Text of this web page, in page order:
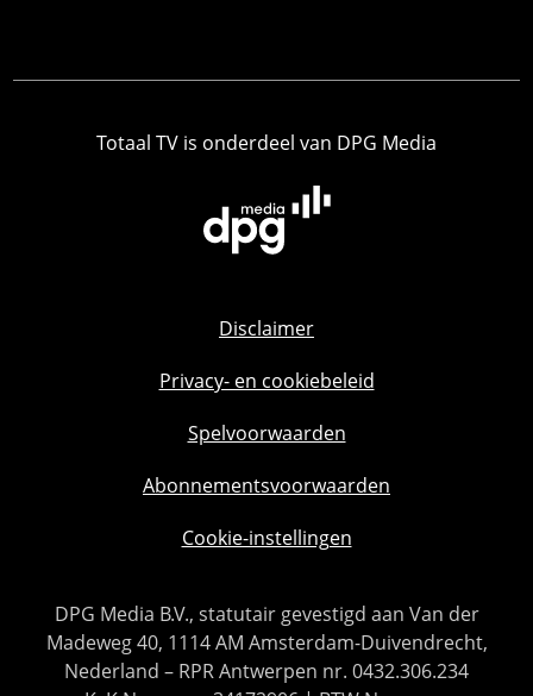
Totaal TV is onderdeel van DPG Media
Disclaimer
Privacy- en cookiebeleid
Spelvoorwaarden
Abonnementsvoorwaarden
Cookie-instellingen
DPG Media B.V., statutair gevestigd aan Van der
Madeweg 40, 1114 AM Amsterdam-Duivendrecht,
Nederland – RPR Antwerpen nr. 0432.306.234